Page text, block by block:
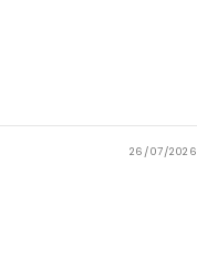
26/07/2026